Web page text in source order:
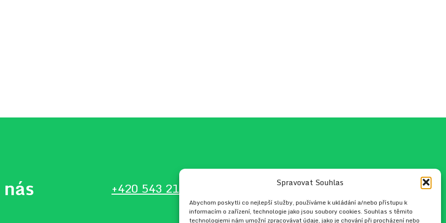
Spravovat Souhlas
Abychom poskytli co nejlepší služby, používáme k ukládání a/nebo přístupu k
informacím o zařízení, technologie jako jsou soubory cookies. Souhlas s těmito
technologiemi nám umožní zpracovávat údaje, jako je chování při procházení nebo
+420 543 210 134 info@hippo.cz